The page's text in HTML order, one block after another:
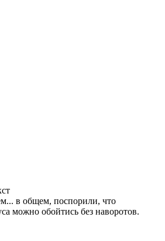
в общем, поспорили, что
можно обойтись без наворотов.